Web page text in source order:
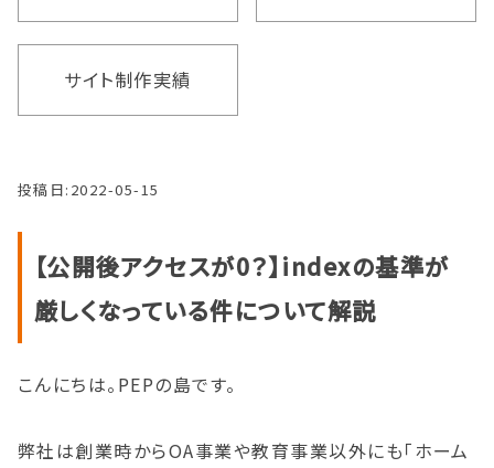
サイト制作実績
投稿日: 2022-05-15
【公開後アクセスが0？】indexの基準が
厳しくなっている件について解説
こんにちは。PEPの島です。
弊社は創業時からOA事業や教育事業以外にも「ホーム